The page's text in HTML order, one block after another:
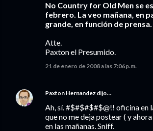
No Country for Old Men se
febrero. La veo mañana, en
grande, en función de
Atte.
Paxton el Presumido.
21 de enero de 2008 a las 7:06 p.m.
Paxton Hernandez dijo…
Ah, sí. #$#$#$#$@!! oficina en
que no me deja postear ( y
en las mañanas. Sniff.